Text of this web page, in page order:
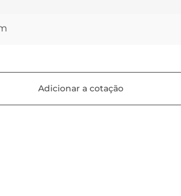
Adicionar a cotação